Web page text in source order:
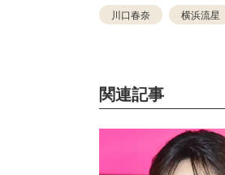
川口春奈 横浜流星
関連記事